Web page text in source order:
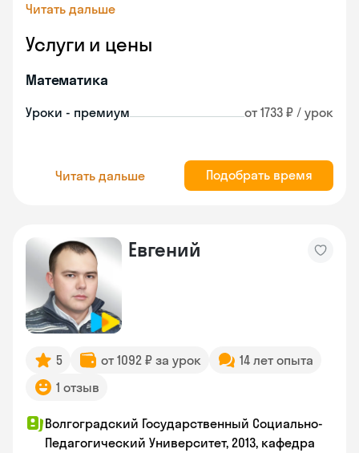
Читать дальше
Услуги и цены
Математика
Уроки - премиум от 1733 ₽ / урок
Читать дальше Подобрать время
Евгений
5 от 1092 ₽ за урок
14 лет опыта
1 отзыв
Волгоградский Государственный Социально-
Педагогический Университет, 2013, кафедра